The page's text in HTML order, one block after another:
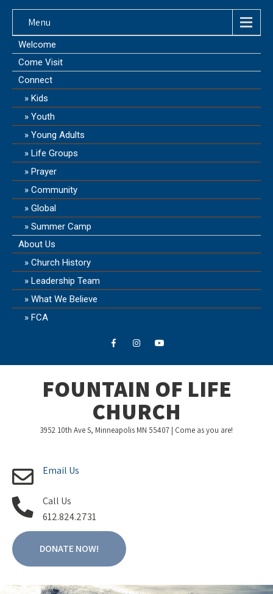
Menu
Welcome
Come Visit
Connect
Kids
Youth
Young Adults
Life Groups
Prayer
Community
Global
Summer Camp
About Us
Church History
Leadership Team
What We Believe
FCA
FOUNTAIN OF LIFE
CHURCH
3952 10th Ave S, Minneapolis MN 55407 | Come as you are!
Email Us
Call Us
612.824.2731
DONATE NOW!